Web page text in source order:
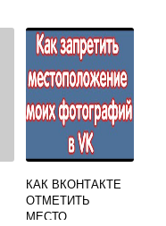
КАК ВКОНТАКТЕ
ОТМЕТИТЬ
МЕСТО